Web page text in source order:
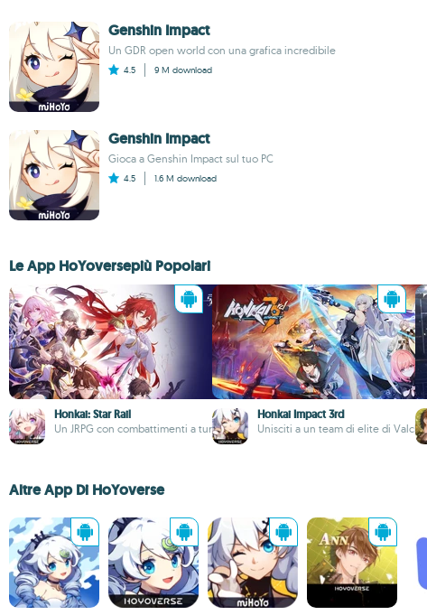
Genshin Impact
Un GDR open world con una grafica incredibile
4.5 9 M download
Genshin Impact
Gioca a Genshin Impact sul tuo PC
4.5 1.6 M download
Le App HoYoversepiù Popolari
Honkai: Star Rail
Un JRPG con combattimenti a turni
Honkai Impact 3rd
Unisciti a un team di elite di
Altre App Di HoYoverse